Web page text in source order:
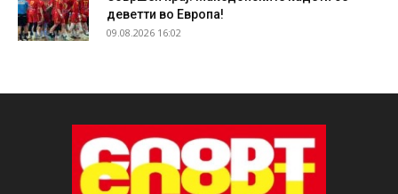
деветти во Европа!
09.08.2026 16:02